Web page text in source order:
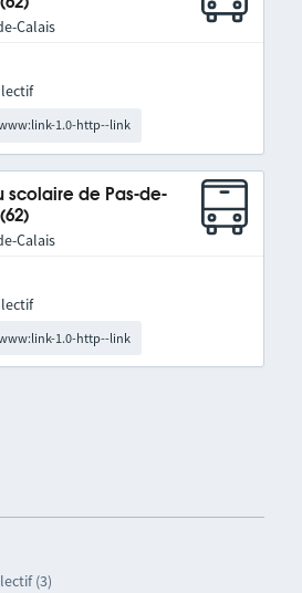
(3)
Calais
1.0-http--link
scolaire de Pas-de-
Calais
1.0-http--link